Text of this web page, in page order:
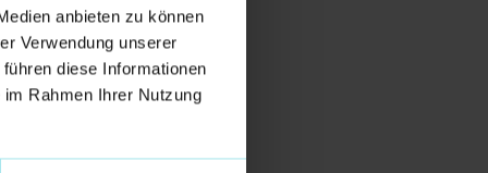
anbieten zu können
Verwendung unserer
diese Informationen
Rahmen Ihrer Nutzung